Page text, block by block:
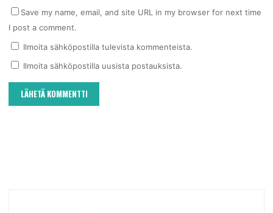
Save my name, email, and site URL in my browser for next time
I post a comment.
Ilmoita sähköpostilla tulevista kommenteista.
Ilmoita sähköpostilla uusista postauksista.